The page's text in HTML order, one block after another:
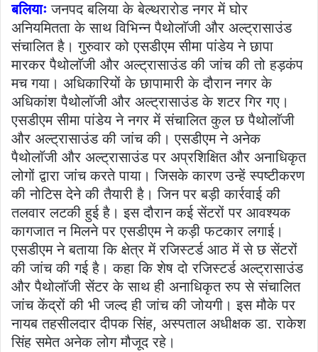
बलियाः जनपद बलिया के बेल्थरारोड नगर में घोर
अनियमितता के साथ विभिन्न पैथोलाॅजी और अल्ट्रासाउंड
संचालित है। गुरुवार को एसडीएम सीमा पांडेय ने छापा
मारकर पैथोलाॅजी और अल्ट्रासाउंड की जांच की तो हड़कंप
मच गया। अधिकारियों के छापामारी के दौरान नगर के
अधिकांश पैथोलाॅजी और अल्ट्रासाउंड के शटर गिर गए।
एसडीएम सीमा पांडेय ने नगर में संचालित कुल छ पैथोलाॅजी
और अल्ट्रासाउंड की जांच की। एसडीएम ने अनेक
पैथोलाॅजी और अल्ट्रासाउंड पर अप्रशिक्षित और अनाधिकृत
लोगों द्वारा जांच करते पाया। जिसके कारण उन्हें स्पष्टीकरण
की नोटिस देने की तैयारी है। जिन पर बड़ी कार्रवाई की
तलवार लटकी हुई है। इस दौरान कई सेंटरों पर आवश्यक
कागजात न मिलने पर एसडीएम ने कड़ी फटकार लगाई।
एसडीएम ने बताया कि क्षेत्र में रजिस्टर्ड आठ में से छ सेंटरों
की जांच की गई है। कहा कि शेष दो रजिस्टर्ड अल्ट्रासाउंड
और पैथोलाॅजी सेंटर के साथ ही अनाधिकृत रुप से संचालित
जांच केंद्रों की भी जल्द ही जांच की जोयगी। इस मौके पर
नायब तहसीलदार दीपक सिंह, अस्पताल अधीक्षक डा. राकेश
सिंह समेत अनेक लोग मौजूद रहे।